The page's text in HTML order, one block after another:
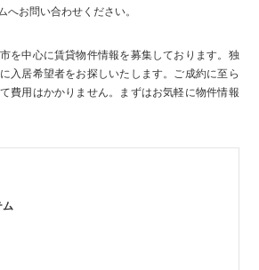
へお問い合わせください。
を中心に賃貸物件情報を募集しております。独
入居希望者をお探しいたします。ご成約に至ら
費用はかかりません。まずはお気軽に物件情報
ム